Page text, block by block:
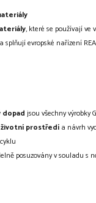
, které se používají ve
splňují evropské nařízení
dopad jsou všechny výrobky
životní prostředí a návrh
posuzovány v souladu s